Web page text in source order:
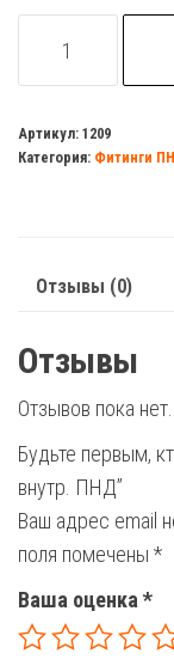
товара
25х3/4
внутр.
Артикул: 1209
Категория: Фитинги
Отзывы (0)
Отзывы
Отзывов пока нет.
Будьте первым,
внутр. ПНД”
Ваш адрес email
поля помечены *
Ваша оценка *